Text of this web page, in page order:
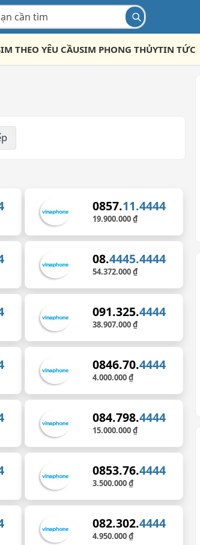
THEO YÊU CẦUSIM PHONG THỦYTIN TỨC
0857.11.4444
19.900.000 ₫
08.4445.4444
54.372.000 ₫
091.325.4444
38.907.000 ₫
0846.70.4444
4.000.000 ₫
084.798.4444
15.000.000 ₫
0853.76.4444
3.500.000 ₫
082.302.4444
4.950.000 ₫